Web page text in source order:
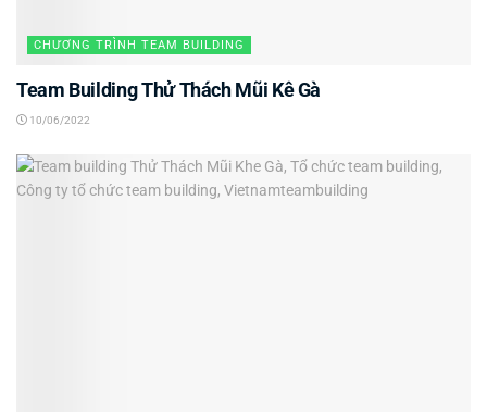
CHƯƠNG TRÌNH TEAM BUILDING
Team Building Thử Thách Mũi Kê Gà
10/06/2022